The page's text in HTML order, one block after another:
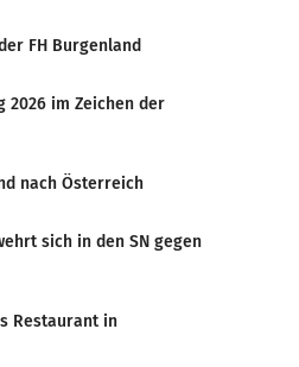
FH Burgenland
2026 im Zeichen der
nach Österreich
sich in den SN gegen
Restaurant in